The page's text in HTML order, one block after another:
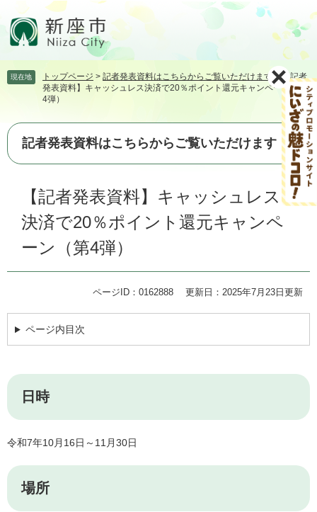
頭飛
て
文
現在地 トップページ > 記者発表資料はこちらからご覧いただけます >【記者
発表資料】キャッシュレス決済で20％ポイント還元キャンペーン（第
4弾）
記者発表資料はこちらからご覧いただけます
【記者発表資料】キャッシュレス
決済で20％ポイント還元キャンペ
ーン（第4弾）
ページID：0162888 更新日：2025年7月23日更新
ページ内目次
日時
令和7年10月16日～11月30日
場所